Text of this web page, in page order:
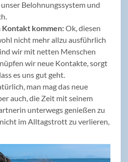
Belohnungssystem und
Kontakt kommen:Ok, diesen
nicht mehr allzu ausführlich
wir mit netten Menschen
wir neue Kontakte, sorgt
es uns gut geht.
man mag das neue
auch, die Zeit mit seinem
unterwegs genießen zu
im Alltagstrott zu verlieren,